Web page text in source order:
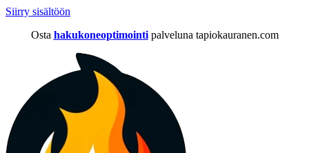
Siirry sisältöön
Osta hakukoneoptimointi palveluna tapiokauranen.com